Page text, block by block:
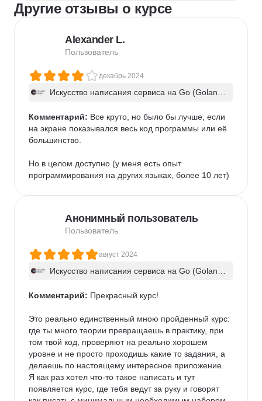
Другие отзывы о курсе
Alexander L.
Пользователь
декабрь 2024
Искусство написания сервиса на Go (Golan
Комментарий: Все круто, но было бы лучше, если
на экране показывался весь код программы или её
большинство.
Но в целом доступно (у меня есть опыт
программирования на других языках, более 10 лет)
Анонимный пользователь
Пользователь
август 2024
Искусство написания сервиса на Go (Golan
Комментарий: Прекрасный курс!
Это реально единственный мною пройденный курс:
где ты много теории превращаешь в практику, при
том твой код, проверяют на реально хорошем
уровне и не просто проходишь какие то задания, а
делаешь по настоящему интересное приложение.
Я как раз хотел что-то такое написать и тут
появляется курс, где тебя ведут за руку и говорят